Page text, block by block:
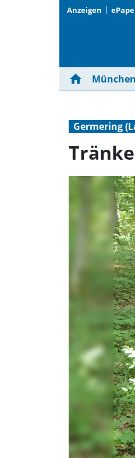
Anzeigen
home München
Germering